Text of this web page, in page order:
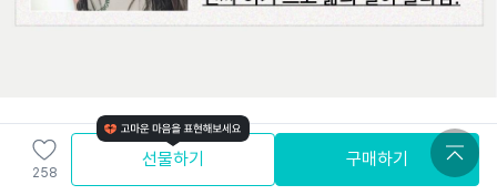
끈적이지 않아요
트리트먼트 사용후 미끌거리는 손 때문에
258
선물하기 구매하기